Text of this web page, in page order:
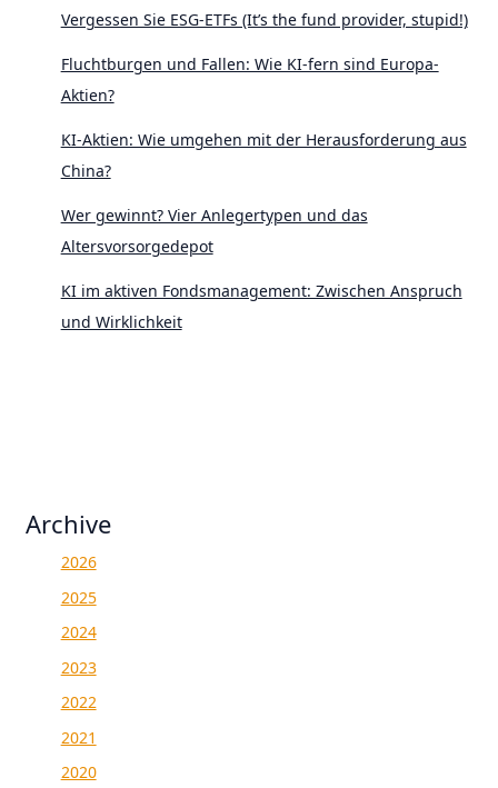
Vergessen Sie ESG-ETFs (It’s the fund provider, stupid!)
Fluchtburgen und Fallen: Wie KI-fern sind Europa-
Aktien?
KI-Aktien: Wie umgehen mit der Herausforderung aus
China?
Wer gewinnt? Vier Anlegertypen und das
Altersvorsorgedepot
KI im aktiven Fondsmanagement: Zwischen Anspruch
und Wirklichkeit
Archive
2026
2025
2024
2023
2022
2021
2020